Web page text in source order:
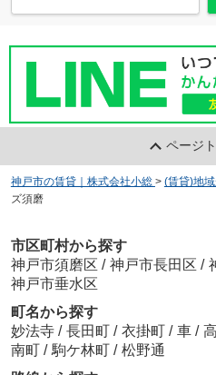
ページ
神戸市の賃貸｜株式会社小総 > (賃貸)地
ズ須磨
市区町村から探す
神戸市須磨区 / 神戸市長田区 /
神戸市垂水区
町名から探す
妙法寺 / 長田町 / 衣掛町 / 車 /
南町 / 駒ケ林町 / 松野通